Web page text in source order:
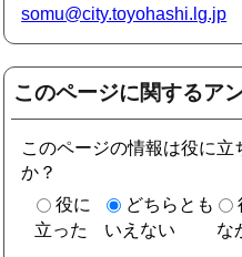
somu@city.toyohashi.lg.jp
このページに関するア
このページの情報は役に立
か？
役に
立った
どちらとも
いえない
な